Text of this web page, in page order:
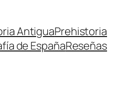
AntiguaPrehistoria
de EspañaReseñas